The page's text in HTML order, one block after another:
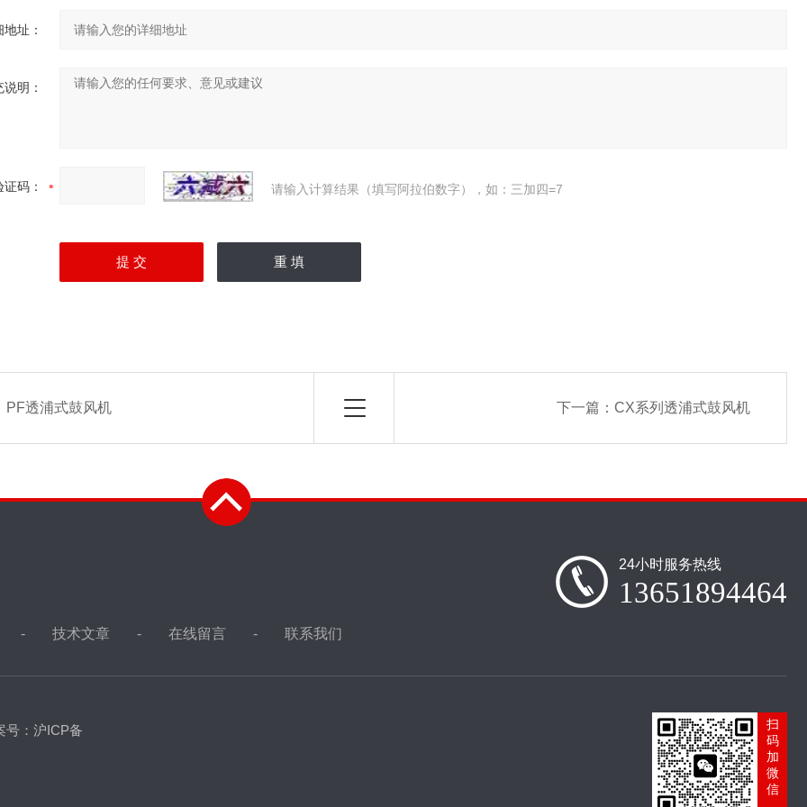
址：
明：
证码： 请输入计算结果（填写阿拉伯数字），如：三加四=7
PF透浦式鼓风机 下一篇： CX系列透浦式鼓风机
技术文章 在线留言 联系我们
24小时服务热线
13651894464
号：沪ICP备
扫
码
加
微
信